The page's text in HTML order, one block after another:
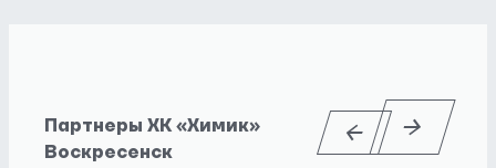
Партнеры ХК «Химик»
Воскресенск